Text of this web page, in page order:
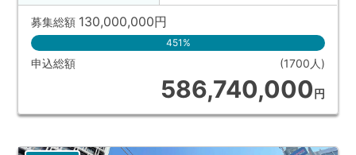
募集総額 130,000,000円
451%
申込総額 (1700人)
586,740,000円